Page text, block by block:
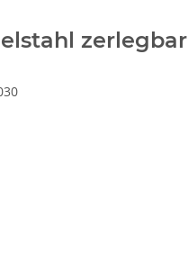
zerlegbar